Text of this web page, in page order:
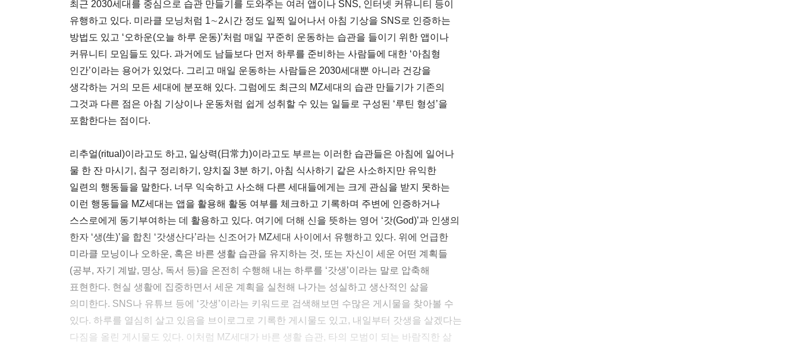
최근 2030세대를 중심으로 습관 만들기를 도와주는 여러 앱이나 SNS, 인터넷 커뮤니티 등이
유행하고 있다. 미라클 모닝처럼 1∼2시간 정도 일찍 일어나서 아침 기상을 SNS로 인증하는
방법도 있고 ‘오하운(오늘 하루 운동)’처럼 매일 꾸준히 운동하는 습관을 들이기 위한 앱이나
커뮤니티 모임들도 있다. 과거에도 남들보다 먼저 하루를 준비하는 사람들에 대한 ‘아침형
인간’이라는 용어가 있었다. 그리고 매일 운동하는 사람들은 2030세대뿐 아니라 건강을
생각하는 거의 모든 세대에 분포해 있다. 그럼에도 최근의 MZ세대의 습관 만들기가 기존의
그것과 다른 점은 아침 기상이나 운동처럼 쉽게 성취할 수 있는 일들로 구성된 ‘루틴 형성’을
포함한다는 점이다.
리추얼(ritual)이라고도 하고, 일상력(日常力)이라고도 부르는 이러한 습관들은 아침에 일어나
물 한 잔 마시기, 침구 정리하기, 양치질 3분 하기, 아침 식사하기 같은 사소하지만 유익한
일련의 행동들을 말한다. 너무 익숙하고 사소해 다른 세대들에게는 크게 관심을 받지 못하는
이런 행동들을 MZ세대는 앱을 활용해 활동 여부를 체크하고 기록하며 주변에 인증하거나
스스로에게 동기부여하는 데 활용하고 있다. 여기에 더해 신을 뜻하는 영어 ‘갓(God)’과 인생의
한자 ‘생(生)’을 합친 ‘갓생산다’라는 신조어가 MZ세대 사이에서 유행하고 있다. 위에 언급한
미라클 모닝이나 오하운, 혹은 바른 생활 습관을 유지하는 것, 또는 자신이 세운 어떤 계획들
(공부, 자기 계발, 명상, 독서 등)을 온전히 수행해 내는 하루를 ‘갓생’이라는 말로 압축해
표현한다. 현실 생활에 집중하면서 세운 계획을 실천해 나가는 성실하고 생산적인 삶을
의미한다. SNS나 유튜브 등에 ‘갓생’이라는 키워드로 검색해보면 수많은 게시물을 찾아볼 수
있다. 하루를 열심히 살고 있음을 브이로그로 기록한 게시물도 있고, 내일부터 갓생을 살겠다는
다짐을 올린 게시물도 있다. 이처럼 MZ세대가 바른 생활 습관, 타의 모범이 되는 바람직한 삶